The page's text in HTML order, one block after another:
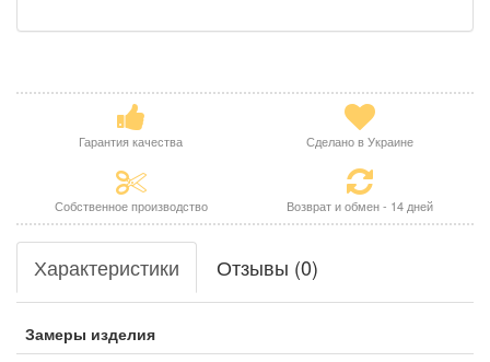
Гарантия качества Сделано в Украине
Собственное производство Возврат и обмен - 14 дней
Характеристики Отзывы (0)
Замеры изделия